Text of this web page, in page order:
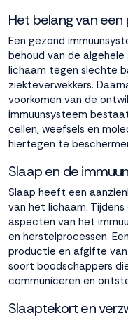
Weigeren
Het belang van
Een gezond
behoud van de
lichaam tegen slechte
ziekteverwekkers.
voorkomen van de
immuunsysteem
cellen, weefsels en
hiertegen te
Slaap en de
Slaap heeft een
van het lichaam.
aspecten van het
en herstelprocessen.
productie en afgifte van
soort boodschappers
communiceren en
Slaaptekort en